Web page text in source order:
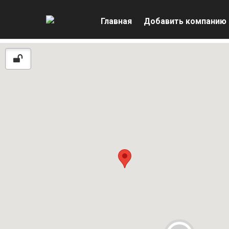
Главная Добавить компанию